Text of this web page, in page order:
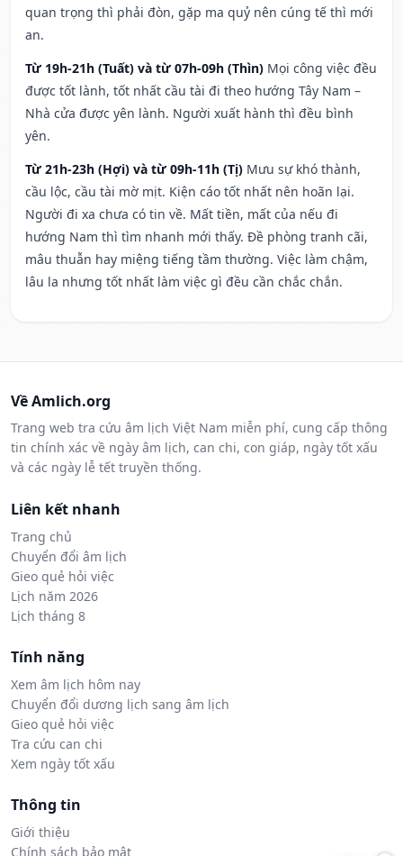
quan trọng thì phải đòn, gặp ma quỷ nên cúng tế thì mới
an.
Từ 19h-21h (Tuất) và từ 07h-09h (Thìn) Mọi công việc đều
được tốt lành, tốt nhất cầu tài đi theo hướng Tây Nam –
Nhà cửa được yên lành. Người xuất hành thì đều bình
yên.
Từ 21h-23h (Hợi) và từ 09h-11h (Tị) Mưu sự khó thành,
cầu lộc, cầu tài mờ mịt. Kiện cáo tốt nhất nên hoãn lại.
Người đi xa chưa có tin về. Mất tiền, mất của nếu đi
hướng Nam thì tìm nhanh mới thấy. Đề phòng tranh cãi,
mâu thuẫn hay miệng tiếng tầm thường. Việc làm chậm,
lâu la nhưng tốt nhất làm việc gì đều cần chắc chắn.
Về Amlich.org
Trang web tra cứu âm lịch Việt Nam miễn phí, cung cấp thông
tin chính xác về ngày âm lịch, can chi, con giáp, ngày tốt xấu
và các ngày lễ tết truyền thống.
Liên kết nhanh
Trang chủ
Chuyển đổi âm lịch
Gieo quẻ hỏi việc
Lịch năm 2026
Lịch tháng 8
Tính năng
Xem âm lịch hôm nay
Chuyển đổi dương lịch sang âm lịch
Gieo quẻ hỏi việc
Tra cứu can chi
Xem ngày tốt xấu
Thông tin
Giới thiệu
Chính sách bảo mật